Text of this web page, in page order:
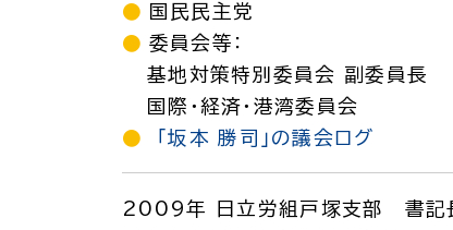
国民民主党
委員会等：
基地対策特別委員会 副委員長
国際・経済・港湾委員会
「坂本 勝司」の議会ログ
2009年 日立労組戸塚支部 書記